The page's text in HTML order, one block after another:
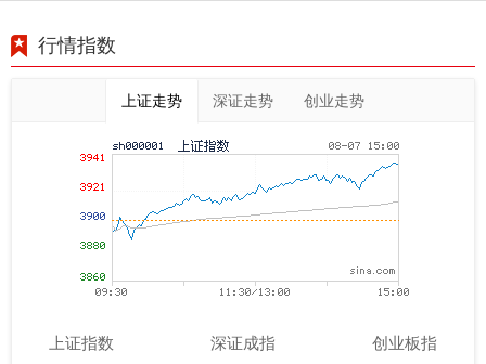
行情指数
上证走势 深证走势 创业走势
上证指数 深证成指 创业板指